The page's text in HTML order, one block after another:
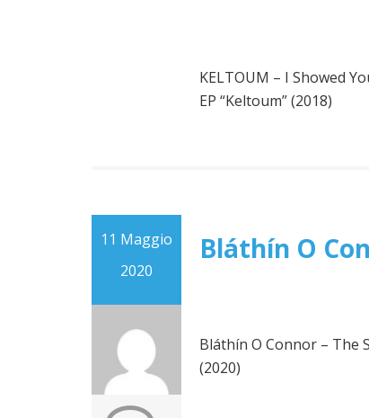
KELTOUM – I Showed
EP “Keltoum” (2018)
11 Maggio
2020
Bláthín O
Bláthín O Connor – The
(2020)